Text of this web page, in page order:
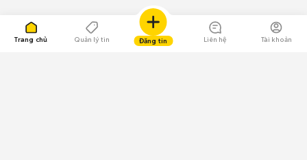
Trang chủ Quản lý tin Đăng tin Liên hệ Tài khoản